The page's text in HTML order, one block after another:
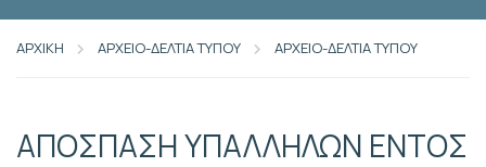
ΑΡΧΙΚΗ ΑΡΧΕΙΟ-ΔΕΛΤΙΑ ΤΥΠΟΥ ΑΡΧΕΙΟ-ΔΕΛΤΙΑ ΤΥΠΟΥ
ΑΠΟΣΠΑΣΗ ΥΠΑΛΛΗΛΩΝ ΕΝΤΟΣ